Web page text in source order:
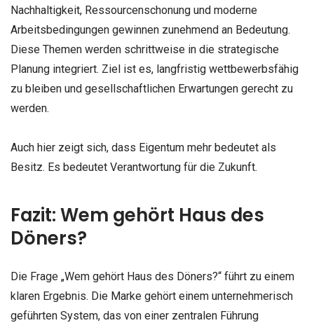
Nachhaltigkeit, Ressourcenschonung und moderne
Arbeitsbedingungen gewinnen zunehmend an Bedeutung.
Diese Themen werden schrittweise in die strategische
Planung integriert. Ziel ist es, langfristig wettbewerbsfähig
zu bleiben und gesellschaftlichen Erwartungen gerecht zu
werden.
Auch hier zeigt sich, dass Eigentum mehr bedeutet als
Besitz. Es bedeutet Verantwortung für die Zukunft.
Fazit: Wem gehört Haus des
Döners?
Die Frage „Wem gehört Haus des Döners?“ führt zu einem
klaren Ergebnis. Die Marke gehört einem unternehmerisch
geführten System, das von einer zentralen Führung